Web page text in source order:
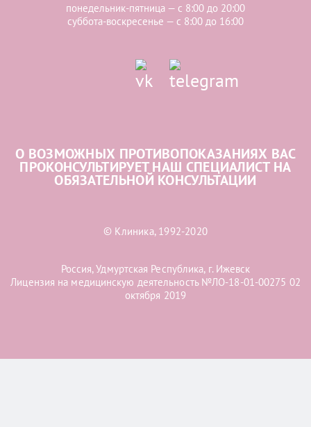
понедельник-пятница — с 8:00 до 20:00
суббота-воскресенье — с 8:00 до 16:00
О ВОЗМОЖНЫХ ПРОТИВОПОКАЗАНИЯХ ВАС
ПРОКОНСУЛЬТИРУЕТ НАШ СПЕЦИАЛИСТ НА
ОБЯЗАТЕЛЬНОЙ КОНСУЛЬТАЦИИ
© Клиника, 1992-2020
Россия, Удмуртская Республика, г. Ижевск
Лицензия на медицинскую деятельность №ЛО-18-01-00275 02
октября 2019